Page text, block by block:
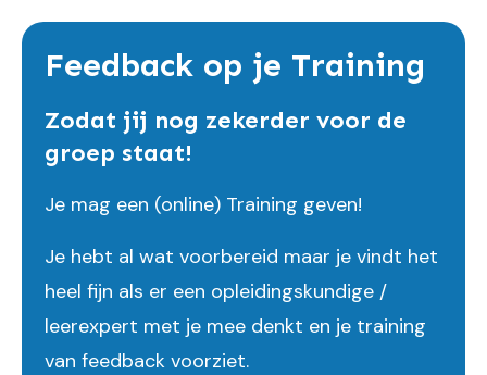
Feedback op je Training
Zodat jij nog zekerder voor de
groep staat!
Je mag een (online) Training geven!
Je hebt al wat voorbereid maar je vindt het
heel fijn als er een opleidingskundige /
leerexpert met je mee denkt en je training
van feedback voorziet.